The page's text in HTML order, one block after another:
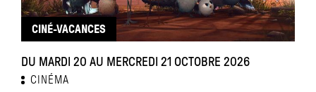
CINÉ-VACANCES
DU MARDI 20 AU MERCREDI 21 OCTOBRE 2026
CINÉMA